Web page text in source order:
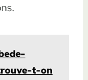
t-on